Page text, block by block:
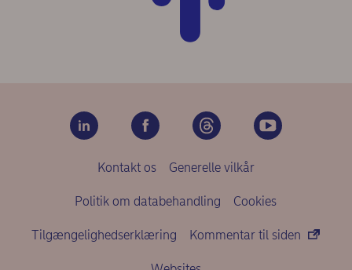
Kontakt os Generelle vilkår
Politik om databehandling Cookies
Tilgængelighedserklæring Kommentar til siden